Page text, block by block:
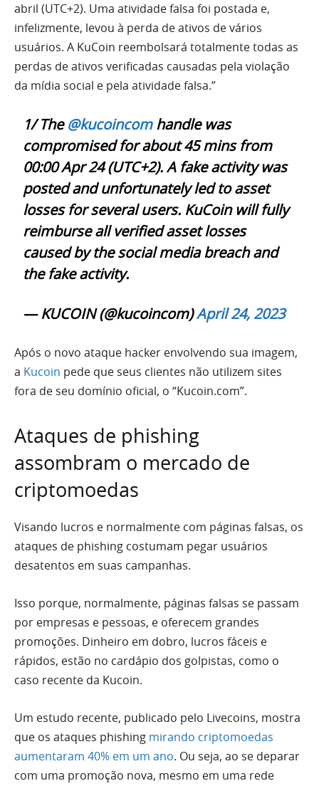
abril (UTC+2). Uma atividade falsa foi postada e,
infelizmente, levou à perda de ativos de vários
usuários. A KuCoin reembolsará totalmente todas as
perdas de ativos verificadas causadas pela violação
da mídia social e pela atividade falsa.”
1/ The@kucoincomhandle was
compromised for about 45 mins from
00:00 Apr 24 (UTC+2). A fake activity was
posted and unfortunately led to asset
losses for several users. KuCoin will fully
reimburse all verified asset losses
caused by the social media breach and
the fake activity.
— KUCOIN (@kucoincom)April 24, 2023
Após o novo ataque hacker envolvendo sua imagem,
a Kucoin pede que seus clientes não utilizem sites
fora de seu domínio oficial, o “Kucoin.com”.
Ataques de phishing
assombram o mercado de
criptomoedas
Visando lucros e normalmente com páginas falsas, os
ataques de phishing costumam pegar usuários
desatentos em suas campanhas.
Isso porque, normalmente, páginas falsas se passam
por empresas e pessoas, e oferecem grandes
promoções. Dinheiro em dobro, lucros fáceis e
rápidos, estão no cardápio dos golpistas, como o
caso recente da Kucoin.
Um estudo recente, publicado pelo Livecoins, mostra
que os ataques phishing mirando criptomoedas
aumentaram 40% em um ano. Ou seja, ao se deparar
com uma promoção nova, mesmo em uma rede